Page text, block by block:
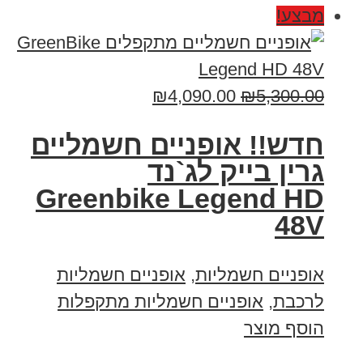
מבצע!
₪5,300.00
₪4,090.00
חדש!! אופניים חשמליים
גרין בייק לג`נד
Greenbike Legend HD
48V
אופניים חשמליות, אופניים חשמליות
לרכבת, אופניים חשמליות מתקפלות
הוסף מוצר